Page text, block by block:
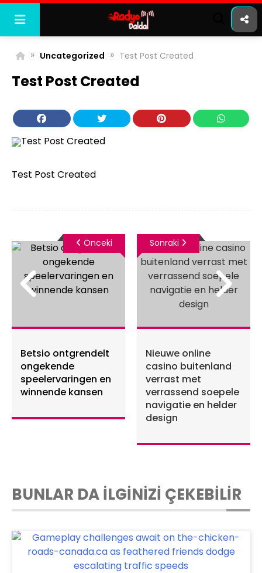
Skip
content
» Uncategorized » Test Post Created
Test Post Created
Test Post Created
Betsio ontgrendelt
ongekende
speelervaringen en
winnende kansen
Önceki
Nieuwe online
casino buitenland
verrast met
verrassend soepele
navigatie en helder
design
Sonraki
BUNLAR DA İLGİNİZİ ÇEKEBİLİR